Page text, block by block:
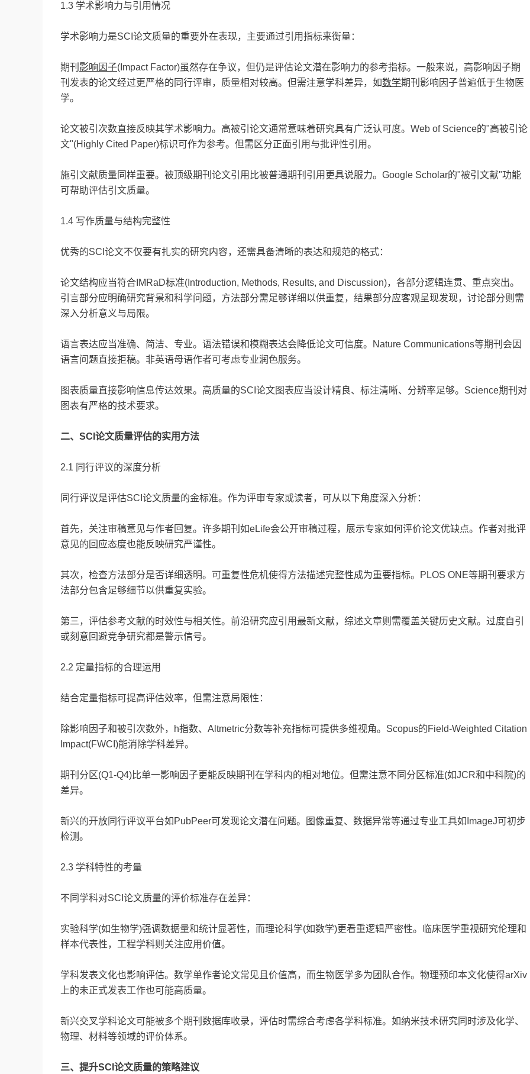
1.3 学术影响力与引用情况
学术影响力是SCI论文质量的重要外在表现，主要通过引用指标来衡量：
期刊 影响因子(Impact Factor)虽然存在争议，但仍是评估论文潜在影响力的参考指标。一般来说，高影响因子期
刊发表的论文经过更严格的同行评审，质量相对较高。但需注意学科差异，如数学期刊影响因子普遍低于生物医
学。
论文被引次数直接反映其学术影响力。高被引论文通常意味着研究具有广泛认可度。Web of Science的"高被引论
文"(Highly Cited Paper)标识可作为参考。但需区分正面引用与批评性引用。
施引文献质量同样重要。被顶级期刊论文引用比被普通期刊引用更具说服力。Google Scholar的"被引文献"功能
可帮助评估引文质量。
1.4 写作质量与结构完整性
优秀的SCI论文不仅要有扎实的研究内容，还需具备清晰的表达和规范的格式：
论文结构应当符合IMRaD标准(Introduction, Methods, Results, and Discussion)，各部分逻辑连贯、重点突出。
引言部分应明确研究背景和科学问题，方法部分需足够详细以供重复，结果部分应客观呈现发现，讨论部分则需
深入分析意义与局限。
语言表达应当准确、简洁、专业。语法错误和模糊表达会降低论文可信度。Nature Communications等期刊会因
语言问题直接拒稿。非英语母语作者可考虑专业润色服务。
图表质量直接影响信息传达效果。高质量的SCI论文图表应当设计精良、标注清晰、分辨率足够。Science期刊对
图表有严格的技术要求。
二、SCI论文质量评估的实用方法
2.1 同行评议的深度分析
同行评议是评估SCI论文质量的金标准。作为评审专家或读者，可从以下角度深入分析：
首先，关注审稿意见与作者回复。许多期刊如eLife会公开审稿过程，展示专家如何评价论文优缺点。作者对批评
意见的回应态度也能反映研究严谨性。
其次，检查方法部分是否详细透明。可重复性危机使得方法描述完整性成为重要指标。PLOS ONE等期刊要求方
法部分包含足够细节以供重复实验。
第三，评估参考文献的时效性与相关性。前沿研究应引用最新文献，综述文章则需覆盖关键历史文献。过度自引
或刻意回避竞争研究都是警示信号。
2.2 定量指标的合理运用
结合定量指标可提高评估效率，但需注意局限性：
除影响因子和被引次数外，h指数、Altmetric分数等补充指标可提供多维视角。Scopus的Field-Weighted Citation
Impact(FWCI)能消除学科差异。
期刊分区(Q1-Q4)比单一影响因子更能反映期刊在学科内的相对地位。但需注意不同分区标准(如JCR和中科院)的
差异。
新兴的开放同行评议平台如PubPeer可发现论文潜在问题。图像重复、数据异常等通过专业工具如ImageJ可初步
检测。
2.3 学科特性的考量
不同学科对SCI论文质量的评价标准存在差异：
实验科学(如生物学)强调数据量和统计显著性，而理论科学(如数学)更看重逻辑严密性。临床医学重视研究伦理和
样本代表性，工程学科则关注应用价值。
学科发表文化也影响评估。数学单作者论文常见且价值高，而生物医学多为团队合作。物理预印本文化使得arXiv
上的未正式发表工作也可能高质量。
新兴交叉学科论文可能被多个期刊数据库收录，评估时需综合考虑各学科标准。如纳米技术研究同时涉及化学、
物理、材料等领域的评价体系。
三、提升SCI论文质量的策略建议